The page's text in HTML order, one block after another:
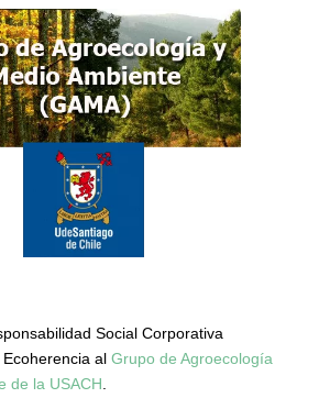
Social Corporativa
al Grupo de Agroecología
de la USACH